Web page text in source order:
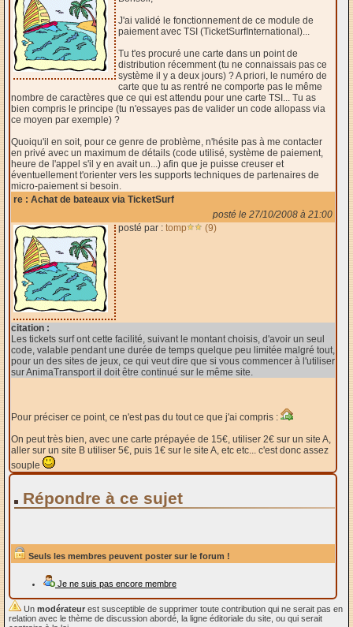
J'ai validé le fonctionnement de ce module de
paiement avec TSI (TicketSurfInternational)...
Tu t'es procuré une carte dans un point de
distribution récemment (tu ne connaissais pas ce
système il y a deux jours) ? A priori, le numéro de
carte que tu as rentré ne comporte pas le même
nombre de caractères que ce qui est attendu pour une carte TSI... Tu as
bien compris le principe (tu n'essayes pas de valider un code allopass via
ce moyen par exemple) ?
Quoiqu'il en soit, pour ce genre de problème, n'hésite pas à me contacter
en privé avec un maximum de détails (code utilisé, système de paiement,
heure de l'appel s'il y en avait un...) afin que je puisse creuser et
éventuellement t'orienter vers les supports techniques de partenaires de
micro-paiement si besoin.
re : Achat de bateaux via TicketSurf
posté le 27/10/2008 à 21:00
posté par : tomp (9)
citation :
Les tickets surf ont cette facilité, suivant le montant choisis, d'avoir un seul
code, valable pendant une durée de temps quelque peu limitée malgré tout,
pour un des sites de jeux, ce qui veut dire que si vous commencer à l'utiliser
sur AnimaTransport il doit être continué sur le même site.
Pour préciser ce point, ce n'est pas du tout ce que j'ai compris :
On peut très bien, avec une carte prépayée de 15€, utiliser 2€ sur un site A,
aller sur un site B utiliser 5€, puis 1€ sur le site A, etc etc... c'est donc assez
souple
Répondre à ce sujet
Seuls les membres peuvent poster sur le forum !
Je ne suis pas encore membre
Un modérateur est susceptible de supprimer toute contribution qui ne serait pas en
relation avec le thème de discussion abordé, la ligne éditoriale du site, ou qui serait